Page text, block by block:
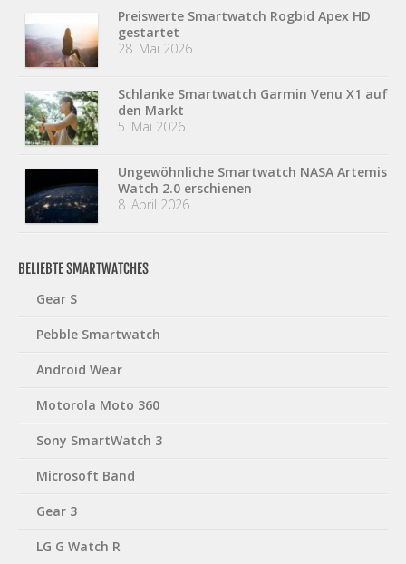
Preiswerte Smartwatch Rogbid Apex HD
gestartet
28. Mai 2026
Schlanke Smartwatch Garmin Venu X1 auf
den Markt
5. Mai 2026
Ungewöhnliche Smartwatch NASA Artemis
Watch 2.0 erschienen
8. April 2026
BELIEBTE SMARTWATCHES
Gear S
Pebble Smartwatch
Android Wear
Motorola Moto 360
Sony SmartWatch 3
Microsoft Band
Gear 3
LG G Watch R